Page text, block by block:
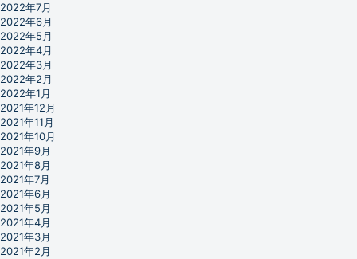
2022年7月
2022年6月
2022年5月
2022年4月
2022年3月
2022年2月
2022年1月
2021年12月
2021年11月
2021年10月
2021年9月
2021年8月
2021年7月
2021年6月
2021年5月
2021年4月
2021年3月
2021年2月